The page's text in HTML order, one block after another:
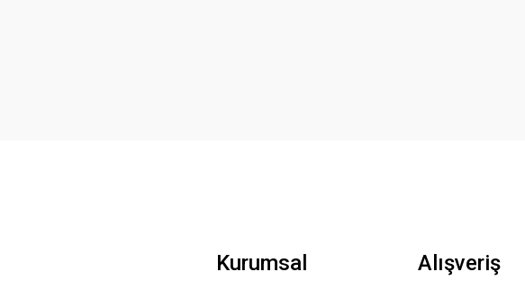
Kurumsal Alışveriş